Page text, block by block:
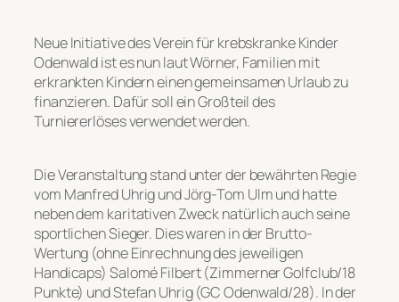
Neue Initiative des Verein für krebskranke Kinder
Odenwald ist es nun laut Wörner, Familien mit
erkrankten Kindern einen gemeinsamen Urlaub zu
finanzieren. Dafür soll ein Großteil des
Turniererlöses verwendet werden.
Die Veranstaltung stand unter der bewährten Regie
vom Manfred Uhrig und Jörg-Tom Ulm und hatte
neben dem karitativen Zweck natürlich auch seine
sportlichen Sieger. Dies waren in der Brutto-
Wertung (ohne Einrechnung des jeweiligen
Handicaps) Salomé Filbert (Zimmerner Golfclub/18
Punkte) und Stefan Uhrig (GC Odenwald/28). In der